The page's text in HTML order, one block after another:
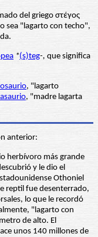
del griego στέγος
sea "lagarto con techo",
*(s)teg-, que significa
, "lagarto
, "madre lagarta
anterior:
herbívoro más grande
y le dio el
Othoniel
reptil fue desenterrado,
lo que le recordó
"lagarto con
de alto. El
unos 140 millones de